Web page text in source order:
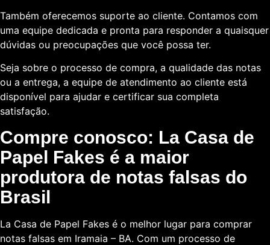
Também oferecemos suporte ao cliente. Contamos com
uma equipe dedicada e pronta para responder a quaisquer
dúvidas ou preocupações que você possa ter.
Seja sobre o processo de compra, a qualidade das notas
ou a entrega, a equipe de atendimento ao cliente está
disponível para ajudar e certificar sua completa
satisfação.
Compre conosco: La Casa de
Papel Fakes é a maior
produtora de notas falsas do
Brasil
La Casa de Papel Fakes é o melhor lugar para comprar
notas falsas em Iramaia – BA. Com um processo de